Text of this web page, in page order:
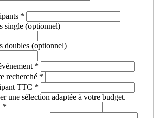
*
single (optionnel)
doubles (optionnel)
*
recherché *
TTC *
une sélection adaptée à votre budget.
*